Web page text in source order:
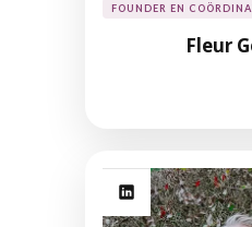
FOUNDER EN
Fleur